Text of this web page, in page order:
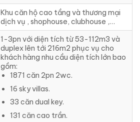
Khu căn hộ cao tầng và thương mại
dịch vụ , shophouse, clubhouse ,…
1-3pn với diện tích từ 53-112m3 và
duplex lên tới 216m2 phục vụ cho
khách hàng nhu cầu diện tích lớn bao
gồm:
1871 căn 2pn 2wc.
16 sky villas.
33 căn dual key.
131 căn cao trần.